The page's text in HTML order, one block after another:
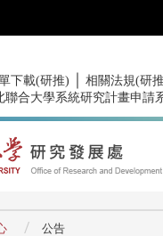
下載(研推) 相關法規(研
聯合大學系統研究計畫申請
公告